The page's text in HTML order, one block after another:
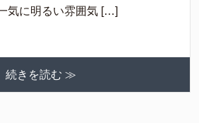
気に明るい雰囲気 […]
続きを読む ≫